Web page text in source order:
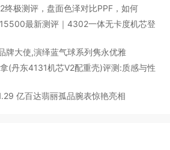
终极测评，盘面色泽对比PPF，如何
最新测评｜4302一体无卡度机芯登
牌大使,演绎蓝气球系列隽永优雅
(丹东4131机芯V2配重壳)评测:质感与性
亿百达翡丽孤品腕表惊艳亮相